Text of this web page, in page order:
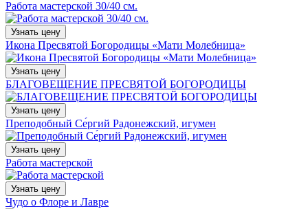
Работа мастерской 30/40 см.
Узнать цену
Икона Пресвятой Богородицы «Мати Молебница»
Узнать цену
БЛАГОВЕЩЕНИЕ ПРЕСВЯТОЙ БОГОРОДИЦЫ
Узнать цену
Преподобный Се́ргий Радонежский, игумен
Узнать цену
Работа мастерской
Узнать цену
Чудо о Флоре и Лавре